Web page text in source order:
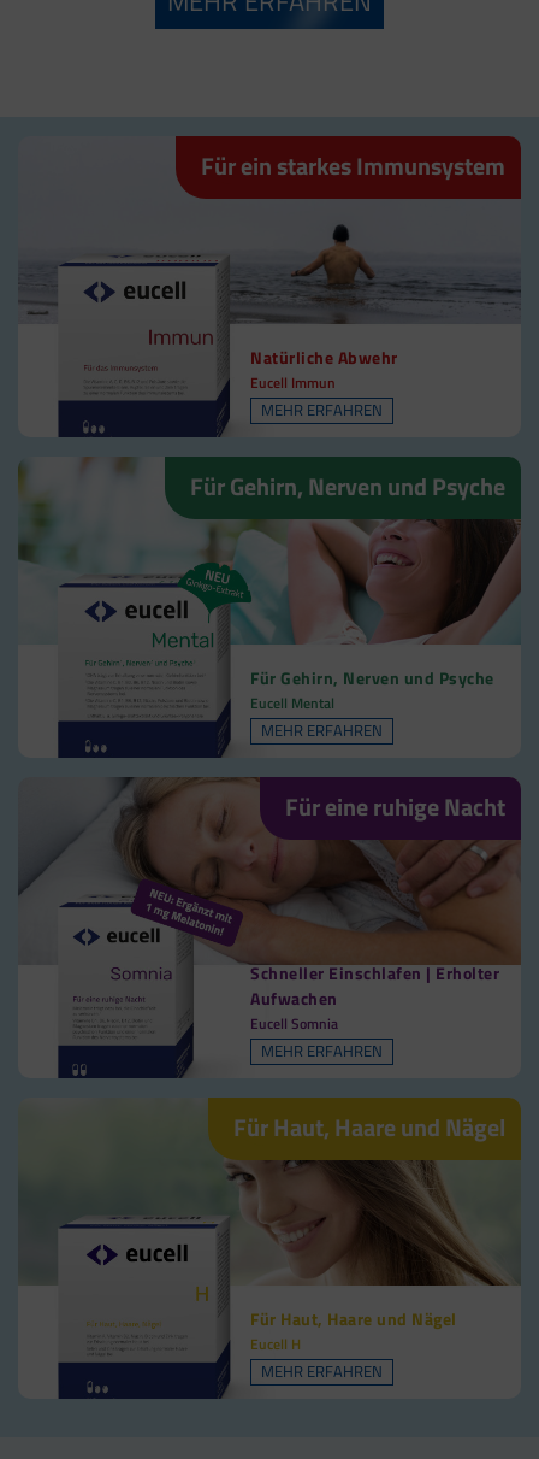
MEHR ERFAHREN
Für ein starkes Immunsystem
Natürliche Abwehr
Eucell Immun
MEHR ERFAHREN
Für Gehirn, Nerven und Psyche
Für Gehirn, Nerven und Psyche
Eucell Mental
MEHR ERFAHREN
Für eine ruhige Nacht
Schneller Einschlafen | Erholter
Aufwachen
Eucell Somnia
MEHR ERFAHREN
Für Haut, Haare und Nägel
Für Haut, Haare und Nägel
Eucell H
MEHR ERFAHREN